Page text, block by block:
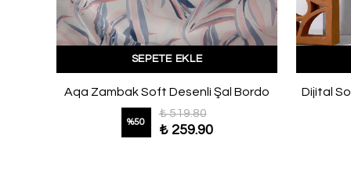
SEPETE EKLE
Aqa Zambak Soft Desenli Şal Bordo
%50
₺ 519.80
₺ 259.90
Dijital